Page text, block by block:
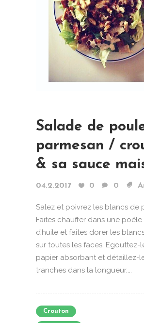
Salade de
parmesan /
& sa sauce
04.2.2017 0 0
Salez et poivrez les blancs de
Faites chauffer dans une poêle
d’huile et faites dorer les
sur toutes les faces. Egouttez-
papier absorbant et détaillez-
tranches dans la longueur....
Crouton